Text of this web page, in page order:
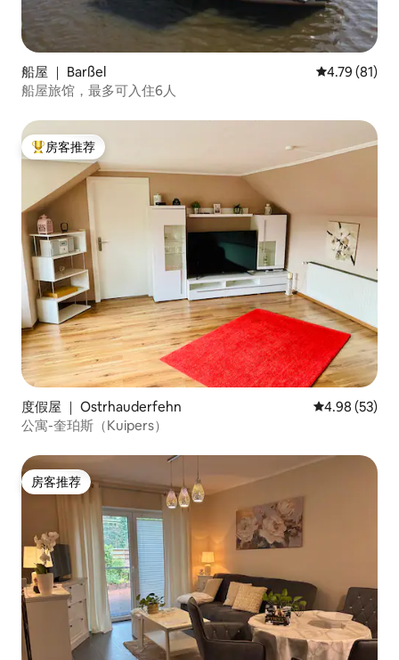
船屋 ｜ Barßel 平均评分
4.79 (81)
船屋旅馆，最多可入住6人
热门「房客推荐」
房客推荐
度假屋 ｜ Ostrhauderfehn 平均评分
4.98 (53)
公寓-奎珀斯（Kuipers）
房客推荐
房客推荐